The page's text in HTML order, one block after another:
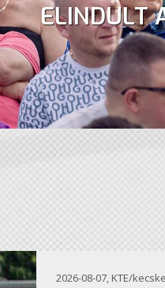
ELINDULT
2026-08-07, KTE/